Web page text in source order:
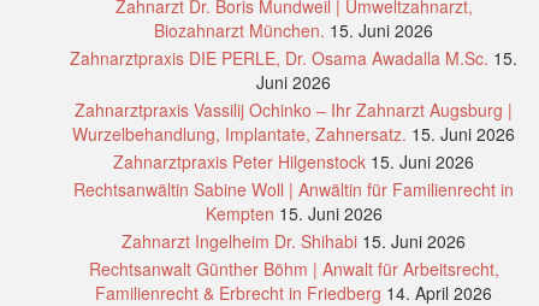
Zahnarzt Dr. Boris Mundweil | Umweltzahnarzt,
Biozahnarzt München. 15. Juni 2026
Zahnarztpraxis DIE PERLE, Dr. Osama Awadalla M.Sc. 15.
Juni 2026
Zahnarztpraxis Vassilij Ochinko – Ihr Zahnarzt Augsburg |
Wurzelbehandlung, Implantate, Zahnersatz. 15. Juni 2026
Zahnarztpraxis Peter Hilgenstock 15. Juni 2026
Rechtsanwältin Sabine Woll | Anwältin für Familienrecht in
Kempten 15. Juni 2026
Zahnarzt Ingelheim Dr. Shihabi 15. Juni 2026
Rechtsanwalt Günther Böhm | Anwalt für Arbeitsrecht,
Familienrecht & Erbrecht in Friedberg 14. April 2026